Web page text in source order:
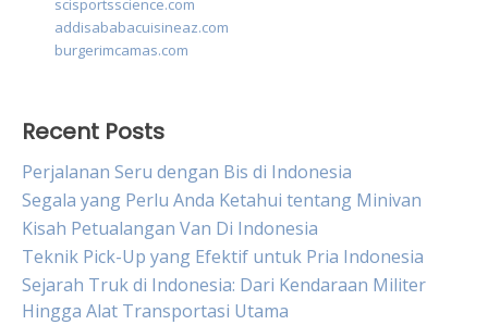
scisportsscience.com
addisababacuisineaz.com
burgerimcamas.com
Recent Posts
Perjalanan Seru dengan Bis di Indonesia
Segala yang Perlu Anda Ketahui tentang Minivan
Kisah Petualangan Van Di Indonesia
Teknik Pick-Up yang Efektif untuk Pria Indonesia
Sejarah Truk di Indonesia: Dari Kendaraan Militer
Hingga Alat Transportasi Utama